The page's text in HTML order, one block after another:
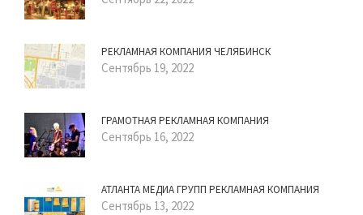
РЕКЛАМНАЯ КОМПАНИЯ ЧЕЛЯБИНСК
Сентябрь 19, 2022
ГРАМОТНАЯ РЕКЛАМНАЯ КОМПАНИЯ
Сентябрь 16, 2022
АТЛАНТА МЕДИА ГРУПП РЕКЛАМНАЯ КОМПАНИЯ
Сентябрь 13, 2022